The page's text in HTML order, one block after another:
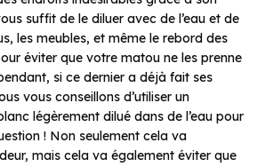
suffit de le diluer avec de l’eau et de
les meubles, et même le rebord des
éviter que votre matou ne les prenne
si ce dernier a déjà fait ses
vous conseillons d’utiliser un
légèrement dilué dans de l’eau pour
! Non seulement cela va
mais cela va également éviter que